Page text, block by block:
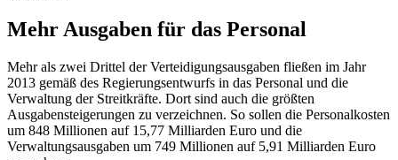
Mehr Ausgaben für das Personal
Mehr als zwei Drittel der Verteidigungsausgaben fließen im Jahr
2013 gemäß des Regierungsentwurfs in das Personal und die
Verwaltung der Streitkräfte. Dort sind auch die größten
Ausgabensteigerungen zu verzeichnen. So sollen die Personalkosten
um 848 Millionen auf 15,77 Milliarden Euro und die
Verwaltungsausgaben um 749 Millionen auf 5,91 Milliarden Euro